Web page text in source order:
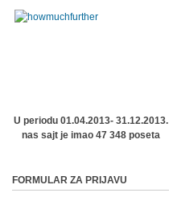
U periodu 01.04.2013- 31.12.2013.
nas sajt je imao 47 348 poseta
FORMULAR ZA PRIJAVU